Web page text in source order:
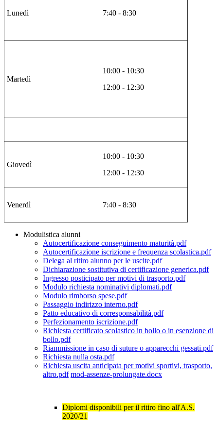
Lunedì 7:40 - 8:30
Martedì
10:00 - 10:30
12:00 - 12:30
Giovedì
10:00 - 10:30
12:00 - 12:30
Venerdì 7:40 - 8:30
Modulistica alunni
Autocertificazione conseguimento maturità.pdf
Autocertificazione iscrizione e frequenza scolastica.pdf
Delega al ritiro alunno per le uscite.pdf
Dichiarazione sostitutiva di certificazione generica.pdf
Ingresso posticipato per motivi di trasporto.pdf
Modulo richiesta nominativi diplomati.pdf
Modulo rimborso spese.pdf
Passaggio indirizzo interno.pdf
Patto educativo di corresponsabilità.pdf
Perfezionamento iscrizione.pdf
Richiesta certificato scolastico in bollo o in esenzione di
bollo.pdf
Riammissione in caso di suture o apparecchi gessati.pdf
Richiesta nulla osta.pdf
Richiesta uscita anticipata per motivi sportivi, trasporto,
altro.pdf mod-assenze-prolungate.docx
Diplomi disponibili per il ritiro fino all'A.S.
2020/21